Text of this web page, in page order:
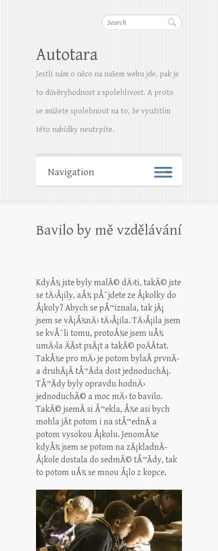
Search
Autotara
Jestli nám o něco na našem webu jde, pak je
to důvěryhodnost a spolehlivost. A proto
se můžete spolehnout na to, že využitím
této nabídky neutrpíte.
Bavilo by mě vzdělávání
KdyÅ¾ jste byly malÃ© dÄ›ti, takÃ© jste
se tÄ›Å¡ily, aÅ¾ pÅ¯jdete ze Å¡kolky do
Å¡koly? Abych se pÅ™iznala, tak jÃ¡
jsem se vÃ¡Å¾nÄ› tÄ›Å¡ila. TÄ›Å¡ila jsem
se kvÅ¯li tomu, protoÅ¾e jsem uÅ¾
umÄ›la ÄÃ­st psÃ¡t a takÃ© poÄÃ­tat.
TakÅ¾e pro mÄ› je potom bylaÂ prvnÃ­
a druhÃ¡Â tÅ™Ã­da dost jednoduchÃ¡.
TÅ™Ã­dy byly opravdu hodnÄ›
jednoduchÃ© a moc mÄ› to bavilo.
TakÃ© jsemÂ si Å™ekla, Å¾e asi bych
mohla jÃ­t potom i na stÅ™ednÃ­ a
potom vysokou Å¡kolu. JenomÅ¾e
kdyÅ¾ jsem se potom na zÃ¡kladnÃ­
Å¡kole dostala do sedmÃ© tÅ™Ã­dy, tak
to potom uÅ¾ se mnou Å¡lo z kopce.